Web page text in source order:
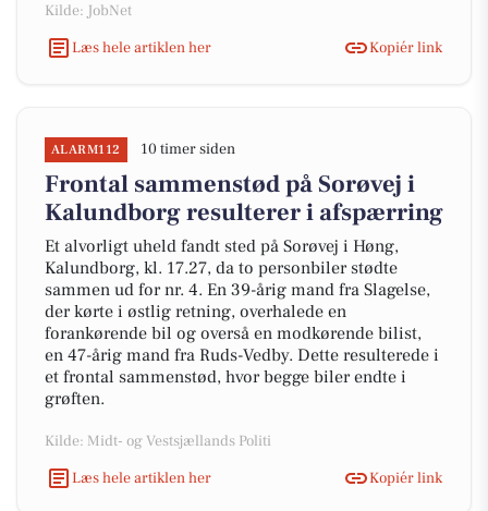
Kilde: JobNet
Læs hele artiklen her
Kopiér link
ALARM112 10 timer siden
Frontal sammenstød på Sorøvej i
Kalundborg resulterer i afspærring
Et alvorligt uheld fandt sted på Sorøvej i Høng,
Kalundborg, kl. 17.27, da to personbiler stødte
sammen ud for nr. 4. En 39-årig mand fra Slagelse,
der kørte i østlig retning, overhalede en
forankørende bil og overså en modkørende bilist,
en 47-årig mand fra Ruds-Vedby. Dette resulterede i
et frontal sammenstød, hvor begge biler endte i
grøften.
Kilde: Midt- og Vestsjællands Politi
Læs hele artiklen her
Kopiér link